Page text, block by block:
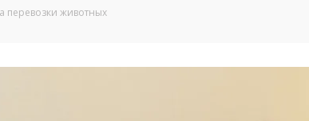
перевозки животных